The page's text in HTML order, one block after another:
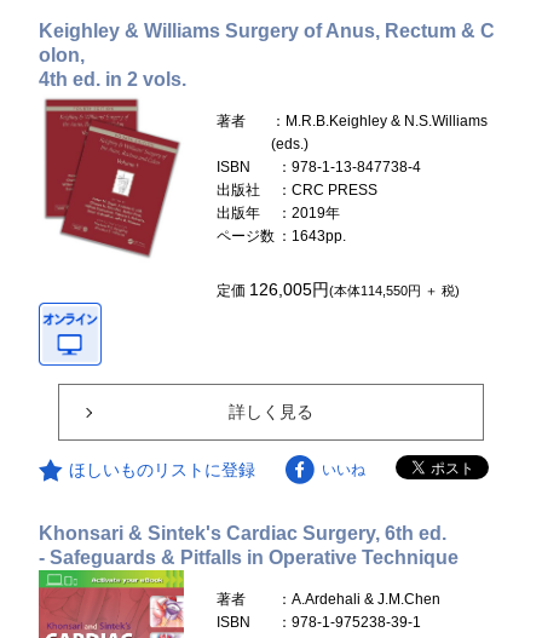
Keighley & Williams Surgery of Anus, Rectum & C
olon,
4th ed. in 2 vols.
著者
：M.R.B.Keighley & N.S.Williams
(eds.)
ISBN
：978-1-13-847738-4
出版社
：CRC PRESS
出版年
：2019年
ページ数 ：1643pp.
定価 126,005円(本体114,550円 ＋ 税)
詳しく見る
ほしいものリストに登録 いいね
Khonsari & Sintek's Cardiac Surgery, 6th ed.
- Safeguards & Pitfalls in Operative Technique
著者
：A.Ardehali & J.M.Chen
ISBN
：978-1-975238-39-1